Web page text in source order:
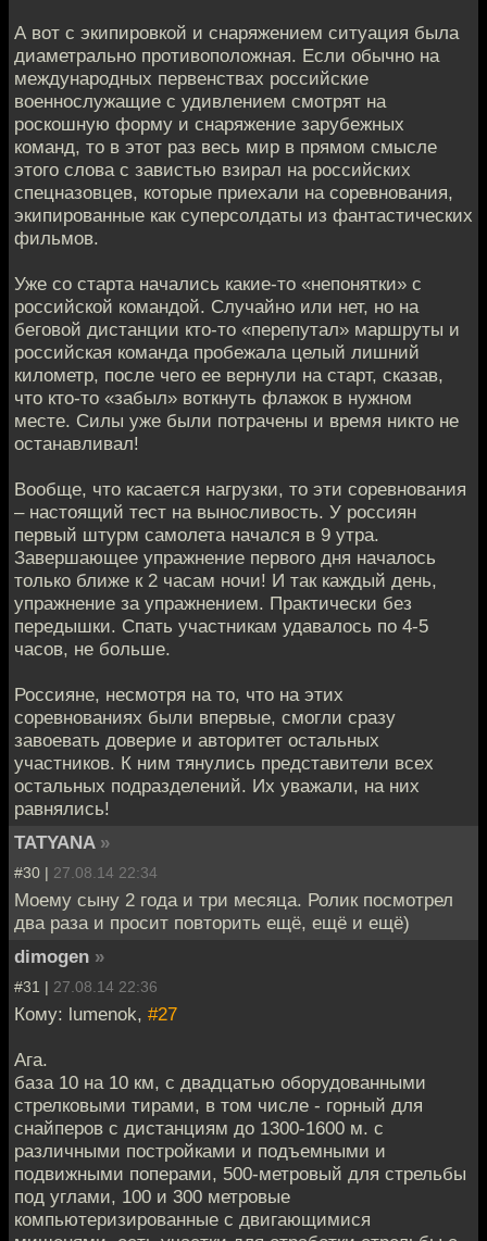
А вот с экипировкой и снаряжением ситуация была
диаметрально противоположная. Если обычно на
международных первенствах российские
военнослужащие с удивлением смотрят на
роскошную форму и снаряжение зарубежных
команд, то в этот раз весь мир в прямом смысле
этого слова с завистью взирал на российских
спецназовцев, которые приехали на соревнования,
экипированные как суперсолдаты из фантастических
фильмов.
Уже со старта начались какие-то «непонятки» с
российской командой. Случайно или нет, но на
беговой дистанции кто-то «перепутал» маршруты и
российская команда пробежала целый лишний
километр, после чего ее вернули на старт, сказав,
что кто-то «забыл» воткнуть флажок в нужном
месте. Силы уже были потрачены и время никто не
останавливал!
Вообще, что касается нагрузки, то эти соревнования
– настоящий тест на выносливость. У россиян
первый штурм самолета начался в 9 утра.
Завершающее упражнение первого дня началось
только ближе к 2 часам ночи! И так каждый день,
упражнение за упражнением. Практически без
передышки. Спать участникам удавалось по 4-5
часов, не больше.
Россияне, несмотря на то, что на этих
соревнованиях были впервые, смогли сразу
завоевать доверие и авторитет остальных
участников. К ним тянулись представители всех
остальных подразделений. Их уважали, на них
равнялись!
TATYANA »
#30 | 27.08.14 22:34
Моему сыну 2 года и три месяца. Ролик посмотрел
два раза и просит повторить ещё, ещё и ещё)
dimogen »
#31 | 27.08.14 22:36
Кому: lumenok, #27
Ага.
база 10 на 10 км, с двадцатью оборудованными
стрелковыми тирами, в том числе - горный для
снайперов с дистанциям до 1300-1600 м. с
различными постройками и подъемными и
подвижными поперами, 500-метровый для стрельбы
под углами, 100 и 300 метровые
компьютеризированные с двигающимися